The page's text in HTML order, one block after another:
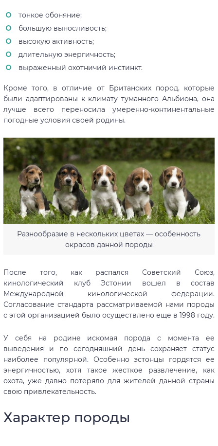
тонкое обоняние;
большую выносливость;
высокую активность;
длительную энергичность;
выраженный охотничий инстинкт.
Кроме того, в отличие от Британских пород, которые
были адаптированы к климату туманного Альбиона, она
лучше всего переносила умеренно-континентальные
погодные условия своей родины.
Разнообразие в нескольких цветах — особенность
окрасов данной породы
После того, как распался Советский Союз,
кинологический клуб Эстонии вошел в состав
Международной кинологической федерации.
Согласование стандарта рассматриваемой нами породы
с этой организацией было осуществлено еще в 1998 году.
У себя на родине искомая порода с момента ее
выведения и по сегодняшний день сохраняет статус
наиболее популярной. Особенно эстонцы гордятся ее
энергичностью, хотя такое жесткое развлечение, как
охота, уже давно потеряло для жителей данной страны
свою привлекательность.
Характер породы